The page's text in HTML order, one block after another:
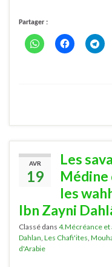
Partager :
AVR
19
Les
les
Ibn Zayni
Classé dans 4.Mécréance et
Dahlan, Les Chafi'ites,
d'Arabie